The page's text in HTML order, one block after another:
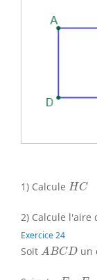
1) Calcule HC
HC
2) Calcule l'aire
Exercice 24
Soit ABCD
A BCD un